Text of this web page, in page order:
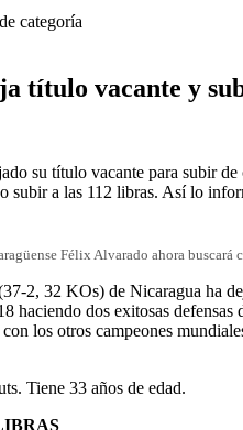
título vacante y
su título vacante para subir
subir a las 112 libras. Así lo
Félix Alvarado ahora buscará
2, 32 KOs) de Nicaragua
dos exitosas
los otros campeones
Tiene 33 años de edad.